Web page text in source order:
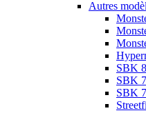
Autres
SBK
SBK
SBK